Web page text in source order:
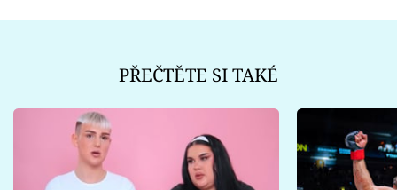
PŘEČTĚTE SI TAKÉ